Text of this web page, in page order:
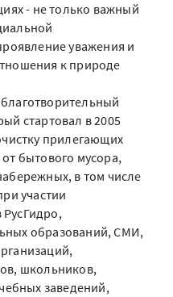
- не только важный
уважения и
к природе
стартовал в 2005
прилегающих
бытового мусора,
в том числе
участии
образований, СМИ,
школьников,
заведений,